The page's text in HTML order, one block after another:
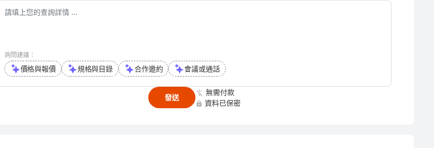
詢問建議：
價格與報價 規格與目錄 合作邀約 會議或通話
發送
無需付款
資料已保密